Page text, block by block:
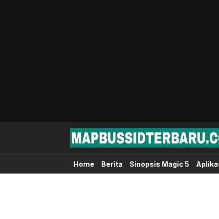
Map Bussid Terbaru
MapBussidTerbaru.com | Pusat
Home Berita Sinopsis Magic 5